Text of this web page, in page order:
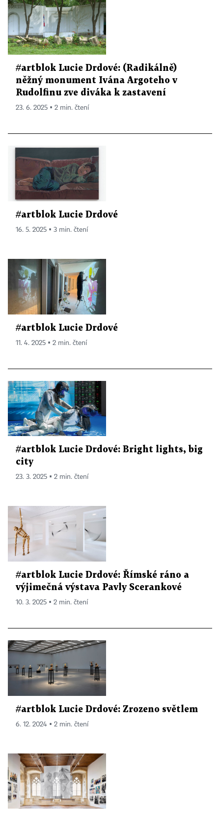
#artblok Lucie Drdové: (Radikálně)
něžný monument Ivána Argoteho v
Rudolfinu zve diváka k zastavení
23. 6. 2025 ▪ 2 min. čtení
#artblok Lucie Drdové
16. 5. 2025 ▪ 3 min. čtení
#artblok Lucie Drdové
11. 4. 2025 ▪ 2 min. čtení
#artblok Lucie Drdové: Bright lights, big
city
23. 3. 2025 ▪ 2 min. čtení
#artblok Lucie Drdové: Římské ráno a
výjimečná výstava Pavly Scerankové
10. 3. 2025 ▪ 2 min. čtení
#artblok Lucie Drdové: Zrozeno světlem
6. 12. 2024 ▪ 2 min. čtení